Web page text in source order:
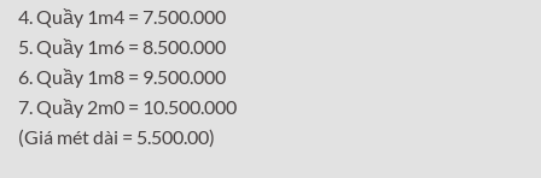
4. Quầy 1m4 = 7.500.000
5. Quầy 1m6 = 8.500.000
6. Quầy 1m8 = 9.500.000
7. Quầy 2m0 = 10.500.000
(Giá mét dài = 5.500.00)